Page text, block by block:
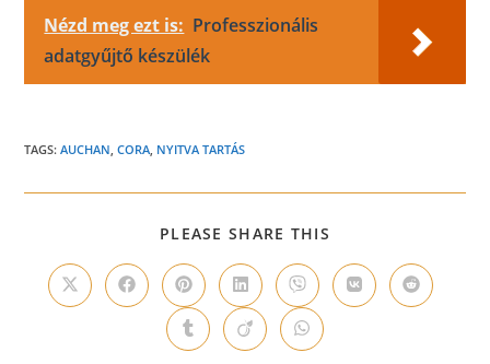
Nézd meg ezt is: Professzionális
adatgyűjtő készülék
TAGS:AUCHAN, CORA, NYITVA TARTÁS
PLEASE SHARE THIS
CONTENT
Opens
in
Opens
in
window
Opens
in
a
new
window
Opens
in
a
new
window
Opens
in
a
new
window
Opens
in
Opens
in
Opens
in
Opens
in
Opens
in